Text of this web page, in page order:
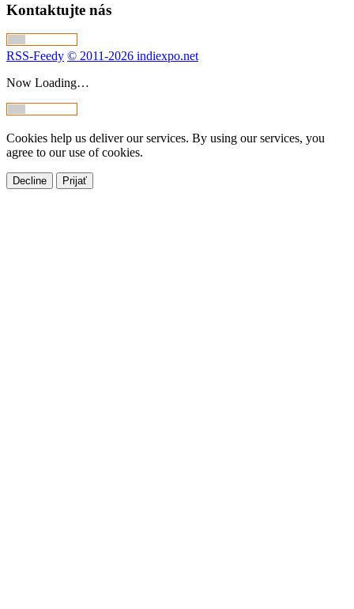
Kontaktujte nás
RSS-Feedy © 2011-2026 indiexpo.net
Now Loading…
Cookies help us deliver our services. By using our services, you
agree to our use of cookies.
Decline Prijať